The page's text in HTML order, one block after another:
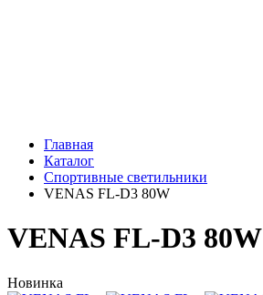
Главная
Каталог
Спортивные светильники
VENAS FL-D3 80W
VENAS FL-D3 80W
Новинка